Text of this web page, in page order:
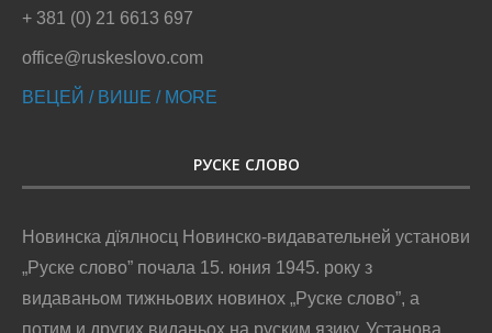
+ 381 (0) 21 6613 697
office@ruskeslovo.com
ВЕЦЕЙ / ВИШЕ / MORE
РУСКЕ СЛОВО
Новинска дїялносц Новинско-видавательней установи
„Руске слово” почала 15. юния 1945. року з
видаваньом тижньових новинох „Руске слово”, а
потим и других виданьох на руским язику. Установа